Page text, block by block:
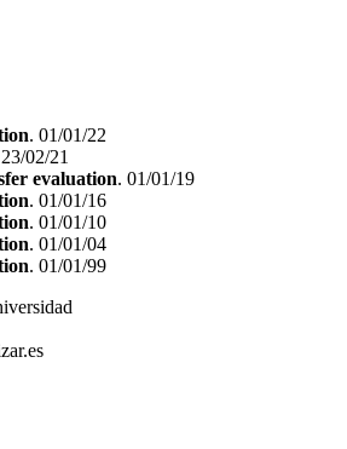
. 01/01/22
02/21
evaluation. 01/01/19
. 01/01/16
. 01/01/10
. 01/01/04
. 01/01/99